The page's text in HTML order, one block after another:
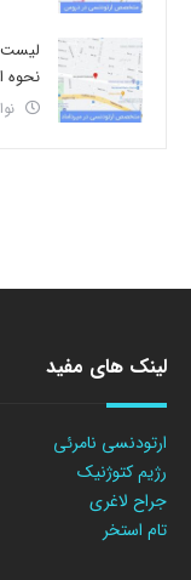
لیست
لینک های مفید
ارتودنسی نامرئی
رژیم کتوژنیک
جراح لاغری
تام استخر